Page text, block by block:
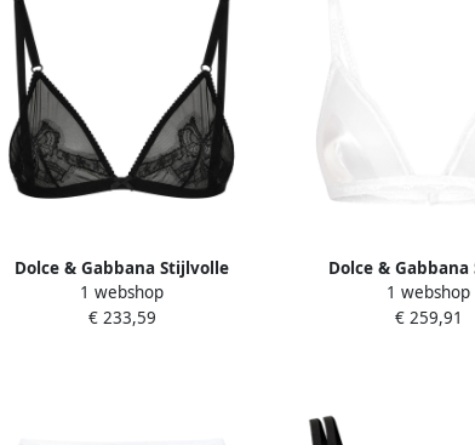
Dolce & Gabbana Stijlvolle
O1A58Ton02Wn0000 Beha Black
Dames
1 webshop
€ 233,59
Dolce &
White Dames
1 webshop
€ 259,91